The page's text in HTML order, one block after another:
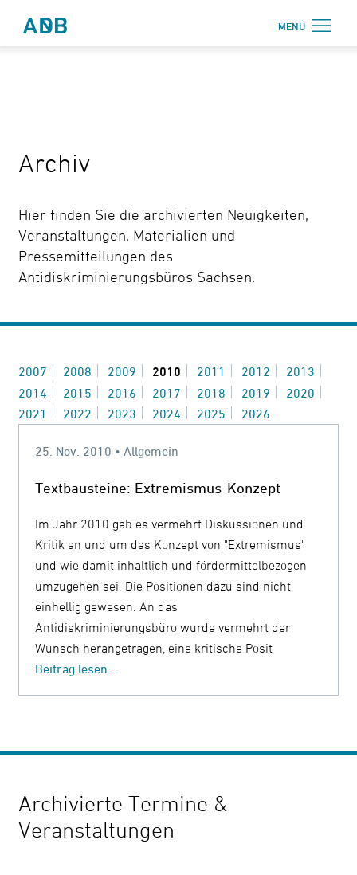
MENÜ
Kontakt
Kontrast
vergrößern
Leichte
Sprache
Archiv
Hier finden Sie die archivierten Neuigkeiten,
Veranstaltungen, Materialien und
Pressemitteilungen des
Antidiskriminierungsbüros Sachsen.
2007 2008 2009 2010 2011 2012
2013
2014
2015 2016 2017 2018 2019
2020
2021
2022 2023 2024 2025 2026
25. Nov. 2010 • Allgemein
Textbausteine: Extremismus-Konzept
Im Jahr 2010 gab es vermehrt Diskussionen und
Kritik an und um das Konzept von "Extremismus"
und wie damit inhaltlich und fördermittelbezogen
umzugehen sei. Die Positionen dazu sind nicht
einhellig gewesen. An das
Antidiskriminierungsbüro wurde vermehrt der
Wunsch herangetragen, eine kritische Posit
Beitrag lesen...
Archivierte Termine &
Veranstaltungen